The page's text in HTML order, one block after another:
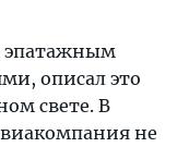
эпатажным
описал это
свете. В
не